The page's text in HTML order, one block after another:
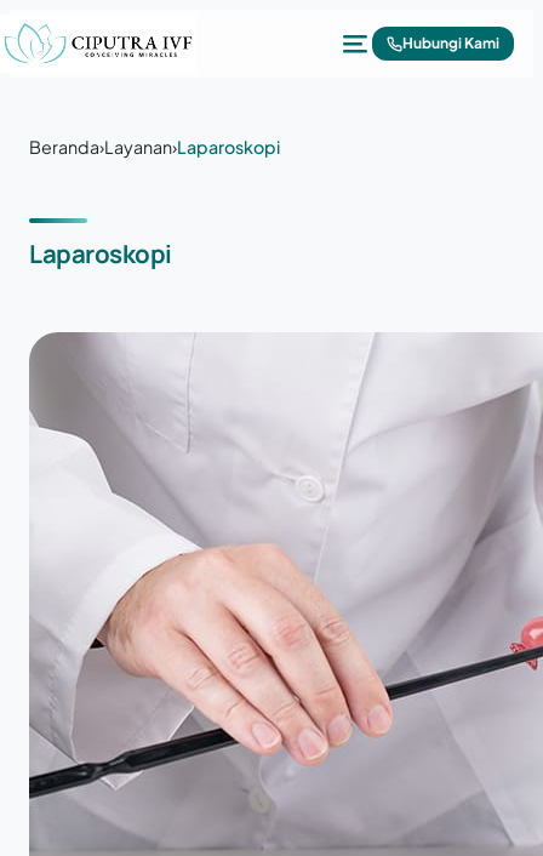
Lewati ke konten
Hubungi Kami
Beranda›Layanan›Laparoskopi
Laparoskopi